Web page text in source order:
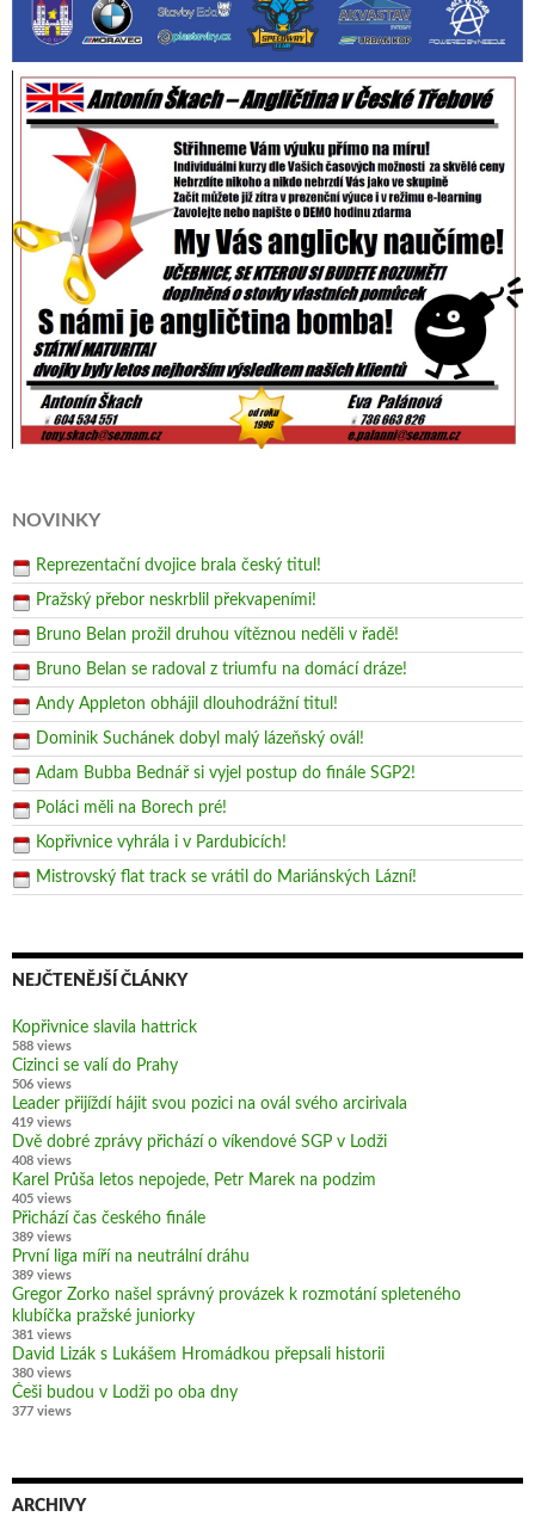
NOVINKY
Reprezentační dvojice brala český titul!
Pražský přebor neskrblil překvapeními!
Bruno Belan prožil druhou vítěznou neděli v řadě!
Bruno Belan se radoval z triumfu na domácí dráze!
Andy Appleton obhájil dlouhodrážní titul!
Dominik Suchánek dobyl malý lázeňský ovál!
Adam Bubba Bednář si vyjel postup do finále SGP2!
Poláci měli na Borech pré!
Kopřivnice vyhrála i v Pardubicích!
Mistrovský flat track se vrátil do Mariánských Lázní!
NEJČTENĚJŠÍ ČLÁNKY
Kopřivnice slavila hattrick
588 views
Cizinci se valí do Prahy
506 views
Leader přijíždí hájit svou pozici na ovál svého arcirivala
419 views
Dvě dobré zprávy přichází o víkendové SGP v Lodži
408 views
Karel Průša letos nepojede, Petr Marek na podzim
405 views
Přichází čas českého finále
389 views
První liga míří na neutrální dráhu
389 views
Gregor Zorko našel správný provázek k rozmotání spleteného
klubíčka pražské juniorky
381 views
David Lizák s Lukášem Hromádkou přepsali historii
380 views
Češi budou v Lodži po oba dny
377 views
ARCHIVY